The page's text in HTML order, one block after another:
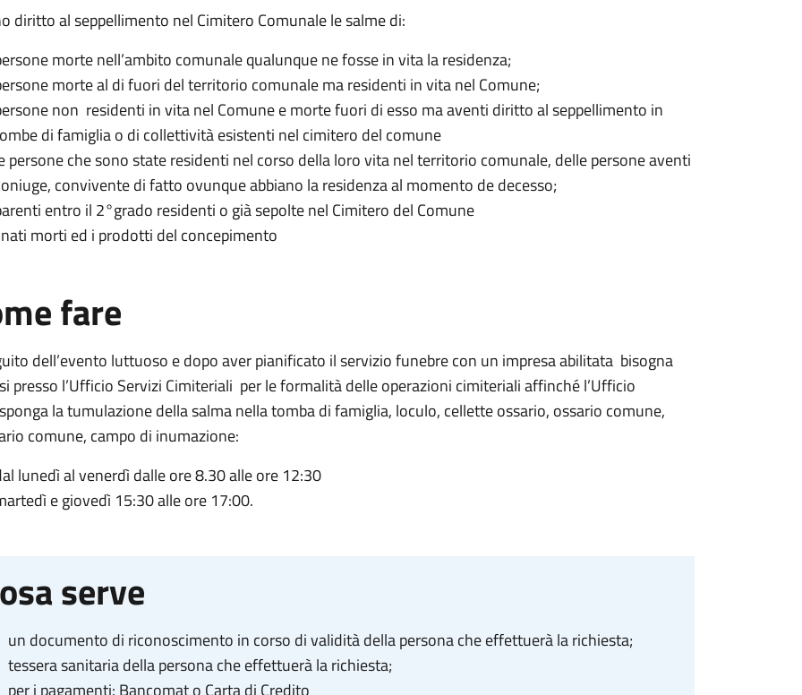
diritto al seppellimento nel Cimitero Comunale le salme di:
morte nell’ambito comunale qualunque ne fosse in vita la residenza;
morte al di fuori del territorio comunale ma residenti in vita nel Comune;
non residenti in vita nel Comune e morte fuori di esso ma aventi diritto al seppellimento in
di famiglia o di collettività esistenti nel cimitero del comune
persone che sono state residenti nel corso della loro vita nel territorio comunale, delle persone aventi
convivente di fatto ovunque abbiano la residenza al momento de decesso;
entro il 2°grado residenti o già sepolte nel Cimitero del Comune
morti ed i prodotti del concepimento
fare
dell’evento luttuoso e dopo aver pianificato il servizio funebre con un impresa abilitata bisogna
presso l’Ufficio Servizi Cimiteriali per le formalità delle operazioni cimiteriali affinché l’Ufficio
la tumulazione della salma nella tomba di famiglia, loculo, cellette ossario, ossario comune,
comune, campo di inumazione:
lunedì al venerdì dalle ore 8.30 alle ore 12:30
e giovedì 15:30 alle ore 17:00.
serve
un documento di riconoscimento in corso di validità della persona che effettuerà la richiesta;
tessera sanitaria della persona che effettuerà la richiesta;
per i pagamenti: Bancomat o Carta di Credito